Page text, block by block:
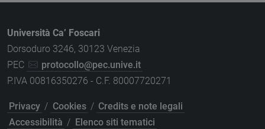
Università Ca’ Foscari
Dorsoduro 3246, 30123 Venezia
PEC
protocollo@pec.unive.it
P.IVA 00816350276 - C.F. 80007720271
Privacy / Cookies / Credits e note legali
Accessibilità / Elenco siti tematici